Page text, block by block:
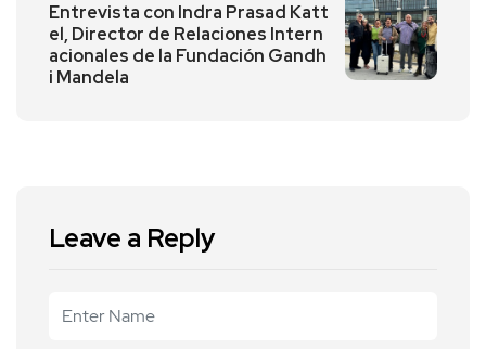
Entrevista con Indra Prasad Katt
el, Director de Relaciones Intern
acionales de la Fundación Gandh
i Mandela
Leave a Reply